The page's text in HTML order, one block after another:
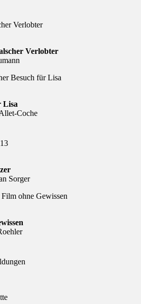
Verlobter
Lisa
Coche
Sorger